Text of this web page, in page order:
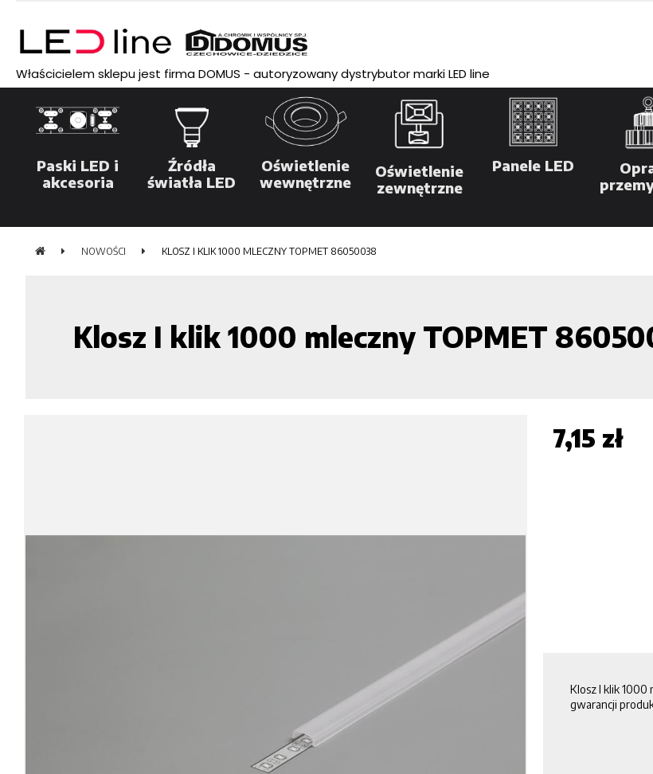
Właścicielem sklepu jest firma DOMUS - autoryzowany dystrybutor marki LED line
Paski LED i
akcesoria
Źródła
światła LED
Oświetlenie
wewnętrzne
Oświetlenie
zewnętrzne
Panele LED
NOWOŚCI KLOSZ I KLIK 1000 MLECZNY TOPMET 86050038
Klosz I klik 1000 mleczny TOPMET
7,15 zł
Klosz I klik 1000
gwarancji